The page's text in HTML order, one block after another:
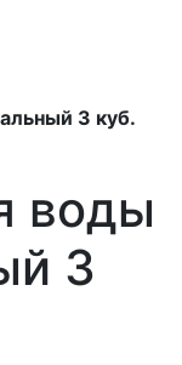
3 куб.
воды
3